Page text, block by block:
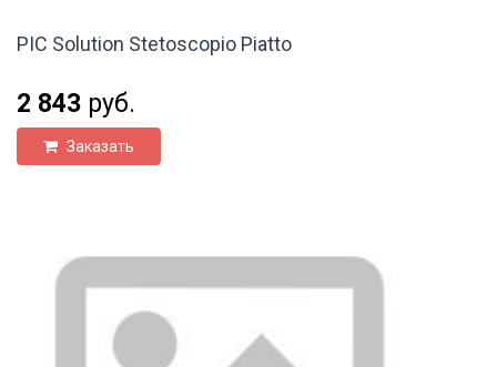
PIC Solution Stetoscopio Piatto
2 843 руб.
Заказать